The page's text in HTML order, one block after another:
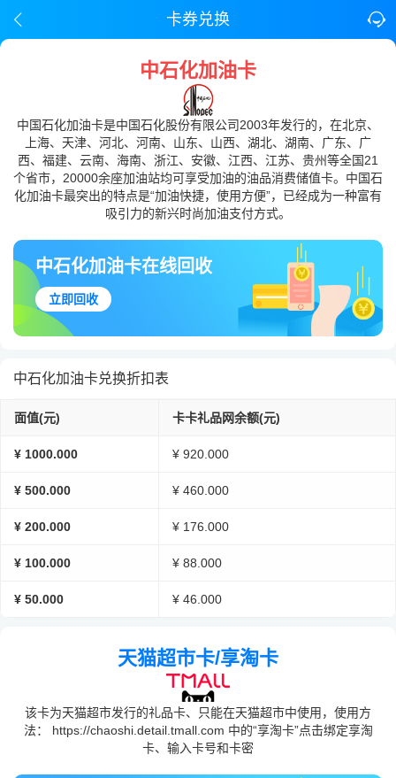
卡券兑换
中石化加油卡
中国石化加油卡是中国石化股份有限公司2003年发行的，在北京、
上海、天津、河北、河南、山东、山西、湖北、湖南、广东、广
西、福建、云南、海南、浙江、安徽、江西、江苏、贵州等全国21
个省市，20000余座加油站均可享受加油的油品消费储值卡。中国石
化加油卡最突出的特点是“加油快捷，使用方便”，已经成为一种富有
吸引力的新兴时尚加油支付方式。
中石化加油卡在线回收
立即回收
中石化加油卡兑换折扣表
面值(元) 卡卡礼品网余额(元)
¥ 1000.000 ¥ 920.000
¥ 500.000 ¥ 460.000
¥ 200.000 ¥ 176.000
¥ 100.000 ¥ 88.000
¥ 50.000 ¥ 46.000
天猫超市卡/享淘卡
该卡为天猫超市发行的礼品卡、只能在天猫超市中使用，使用方
法： https://chaoshi.detail.tmall.com 中的“享淘卡”点击绑定享淘
卡、输入卡号和卡密